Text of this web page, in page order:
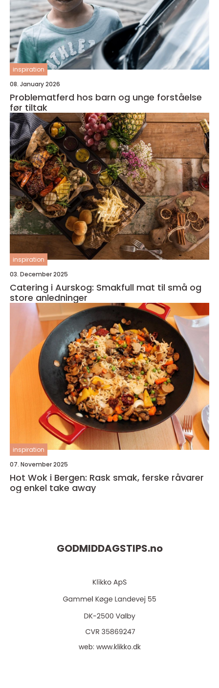
inspiration
08. January 2026
Problematferd hos barn og unge forståelse
før tiltak
inspiration
03. December 2025
Catering i Aurskog: Smakfull mat til små og
store anledninger
inspiration
07. November 2025
Hot Wok i Bergen: Rask smak, ferske råvarer
og enkel take away
GODMIDDAGSTIPS.no
web: www.klikko.dk